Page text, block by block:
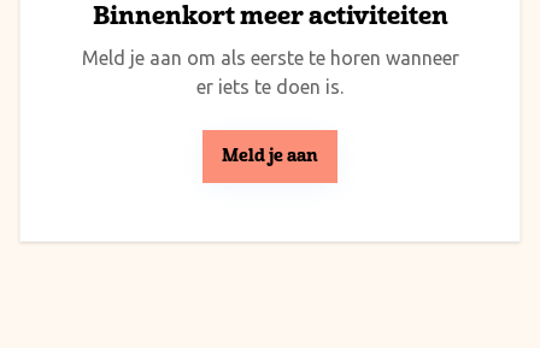
Binnenkort meer activiteiten
Meld je aan om als eerste te horen wanneer
er iets te doen is.
Meld je aan